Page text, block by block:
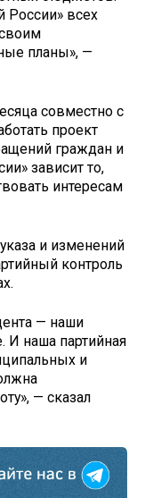
России» всех
планы», —
совместно с
проект
граждан и
зависит то,
интересам
и изменений
контроль
— наши
наша партийная
и
— сказал